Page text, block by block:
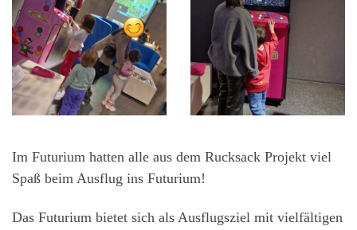
Im Futurium hatten alle aus dem Rucksack Projekt viel
Spaß beim Ausflug ins Futurium!
Das Futurium bietet sich als Ausflugsziel mit vielfältigen